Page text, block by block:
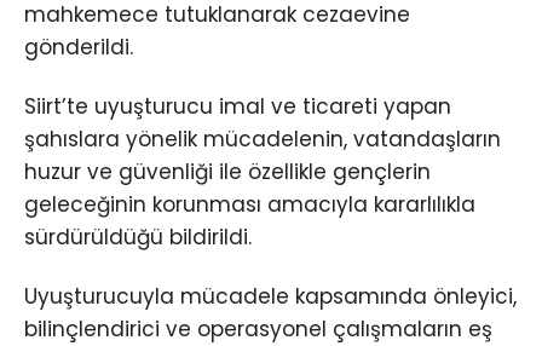
mahkemece tutuklanarak cezaevine
gönderildi.
Siirt’te uyuşturucu imal ve ticareti yapan
şahıslara yönelik mücadelenin, vatandaşların
huzur ve güvenliği ile özellikle gençlerin
geleceğinin korunması amacıyla kararlılıkla
sürdürüldüğü bildirildi.
Uyuşturucuyla mücadele kapsamında önleyici,
bilinçlendirici ve operasyonel çalışmaların eş